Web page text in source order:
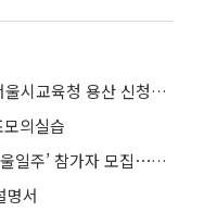
“시민과 함께 쓰는 열린 공간”…서울시교육청 용산 신청사 개청
의실습
서울시, 유학생 위한 ‘30일간의 서울일주’ 참가자 모집⋯올해 300명으로 확대
명서